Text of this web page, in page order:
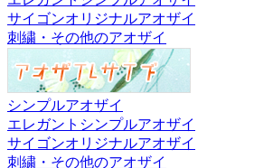
サイゴンオリジナルアオザイ
刺繍・その他のアオザイ
シンプルアオザイ
エレガントシンプルアオザイ
サイゴンオリジナルアオザイ
刺繍・その他のアオザイ